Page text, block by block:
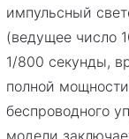
импульсный
(ведущее число
1/800 секунды,
полной
беспроводного